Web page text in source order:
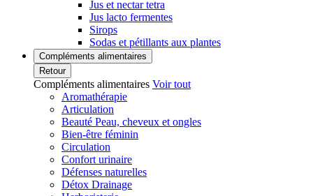
Jus et nectar tetra
Jus lacto fermentes
Sirops
Sodas et pétillants aux plantes
Compléments alimentaires
Retour
Compléments alimentaires Voir tout
Aromathérapie
Articulation
Beauté Peau, cheveux et ongles
Bien-être féminin
Circulation
Confort urinaire
Défenses naturelles
Détox Drainage